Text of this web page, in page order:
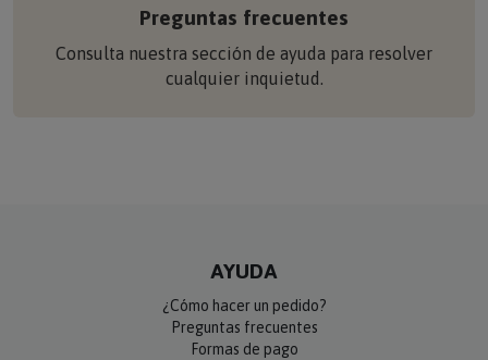
Preguntas frecuentes
Consulta nuestra sección de ayuda para resolver
cualquier inquietud.
AYUDA
¿Cómo hacer un pedido?
Preguntas frecuentes
Formas de pago